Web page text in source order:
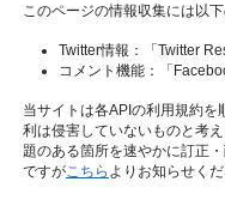
このページの情報収集には以
Twitter情報：
「Twitter
コメント機能：
「
当サイトは各APIの利用規約
利は侵害していないものと考
題のある箇所を速やかに訂正
ですがこちら よりお知らせくだ